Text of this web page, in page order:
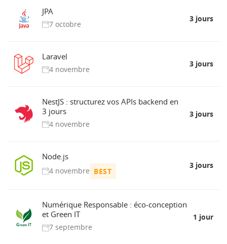
JPA
7 octobre
3 jours
Laravel
4 novembre
3 jours
NestJS : structurez vos APIs backend en
3 jours
4 novembre
3 jours
Node.js
4 novembre BEST
3 jours
Numérique Responsable : éco-conception
et Green IT
7 septembre
1 jour